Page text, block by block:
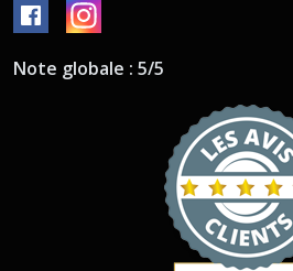
Note globale : 5/5